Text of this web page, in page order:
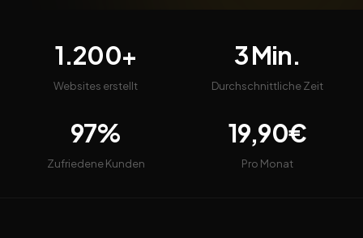
1.200+
Websites erstellt
3 Min.
Durchschnittliche Zeit
97%
Zufriedene Kunden
19,90€
Pro Monat